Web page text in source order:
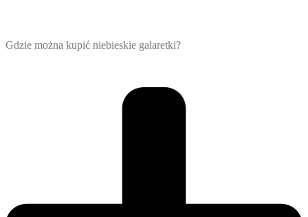
Gdzie można kupić niebieskie galaretki?